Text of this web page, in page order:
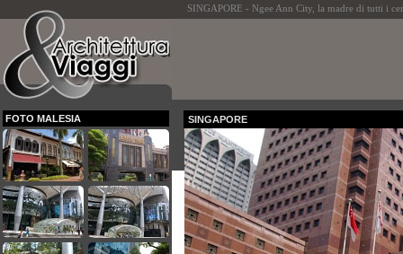
SINGAPORE - Ngee Ann City, la madre di tutti i
FOTO MALESIA SINGAPORE